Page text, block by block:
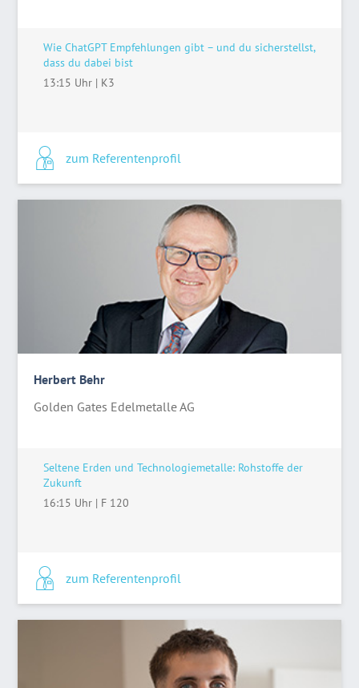
Wie ChatGPT Empfehlungen gibt – und du sicherstellst,
dass du dabei bist
13:15 Uhr | K3
zum Referentenprofil
Herbert Behr
Golden Gates Edelmetalle AG
Seltene Erden und Technologiemetalle: Rohstoffe der
Zukunft
16:15 Uhr | F 120
zum Referentenprofil